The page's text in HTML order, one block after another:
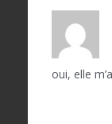
oui, elle